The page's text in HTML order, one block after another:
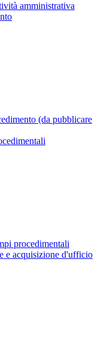
amministrativa
(da pubblicare
procedimentali
e acquisizione d'ufficio